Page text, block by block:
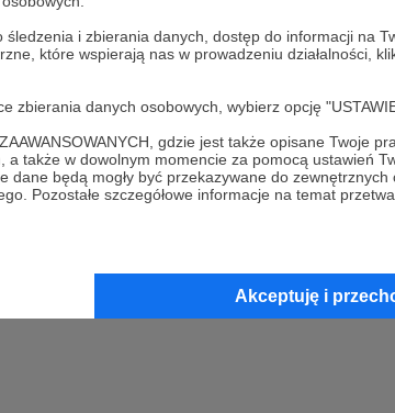
i zbierania danych, dostęp do informacji na
które wspierają nas w prowadzeniu działalności,
danych osobowych, wybierz opcję
gdzie jest także opisane Twoje
także w dowolnym momencie za pomocą ustawień
dane będą mogły być przekazywane do
Pozostałe szczegółowe informacje na temat
Akceptuję i
MCN Patronite
Suppi.pl